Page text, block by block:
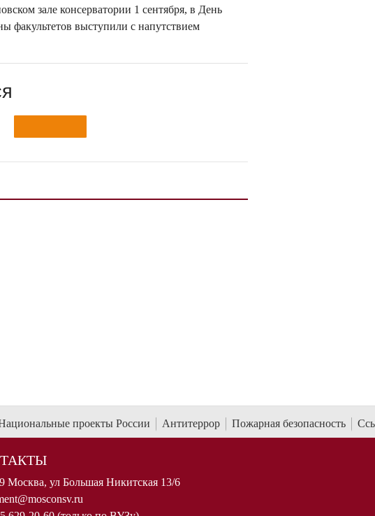
зале консерватории 1 сентября, в День
факультетов выступили с напутствием
проекты России Антитеррор Пожарная безопасность
Москва, ул Большая Никитская 13/6